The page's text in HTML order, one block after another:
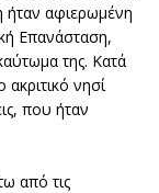
ήταν αφιερωμένη
Επανάσταση,
της. Κατά
νησί
που ήταν
από τις